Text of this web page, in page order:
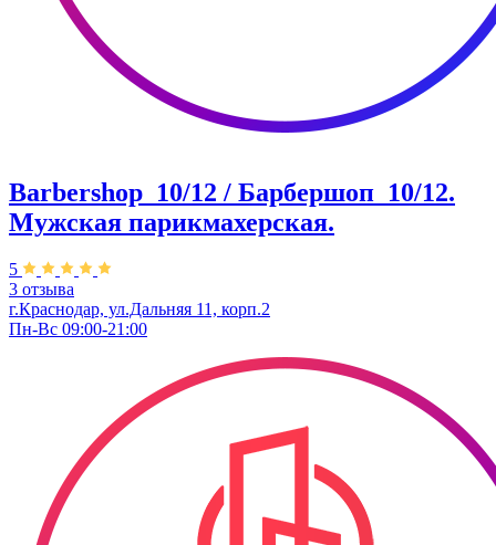
Barbershop_10/12 / Барбершоп_10/12.
Мужская парикмахерская.
5
3 отзыва
г.Краснодар, ул.Дальняя 11, корп.2
Пн-Вс 09:00-21:00